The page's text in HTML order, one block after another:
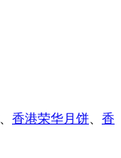
香港荣华月饼
香